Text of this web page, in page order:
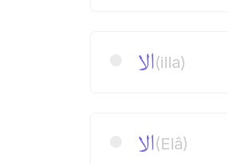
الا(illa)
الا(Elâ)